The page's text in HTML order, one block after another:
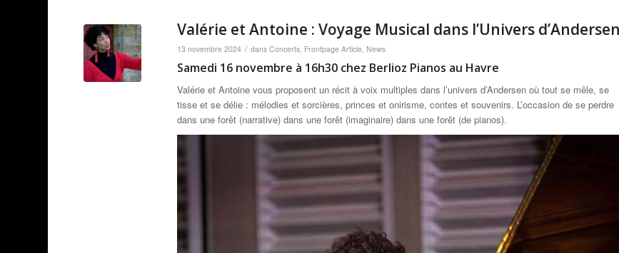
Valérie et Antoine : Voyage Musical dans l’Univers d’Andersen
13 novembre 2024 / dansConcerts, Frontpage Article, News
Samedi 16 novembre à 16h30 chez Berlioz Pianos au Havre
Valérie et Antoine vous proposent un récit à voix multiples dans l’univers d’Andersen où tout se mêle, se
tisse et se délie : mélodies et sorcières, princes et onirisme, contes et souvenirs. L’occasion de se perdre
dans une forêt (narrative) dans une forêt (imaginaire) dans une forêt (de pianos).